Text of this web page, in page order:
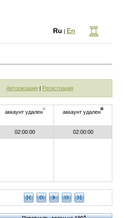
Ru | En
Авторизация | Регистрация
аккаунт удален аккаунт удален
02:00:00 02:00:00